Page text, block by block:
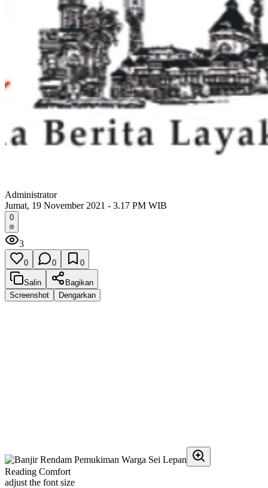
Administrator
Jumat, 19 November 2021 - 3.17 PM WIB
0
3
0 0 0
Salin
Bagikan
Screenshot
Dengarkan
Reading Comfort
adjust the font size